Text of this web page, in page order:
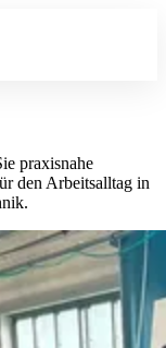
praxisnahe
den Arbeitsalltag in